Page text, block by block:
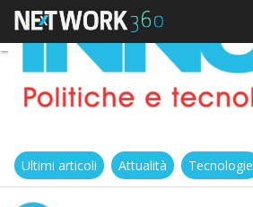
Ultimi articoli Attualità Tecnologie